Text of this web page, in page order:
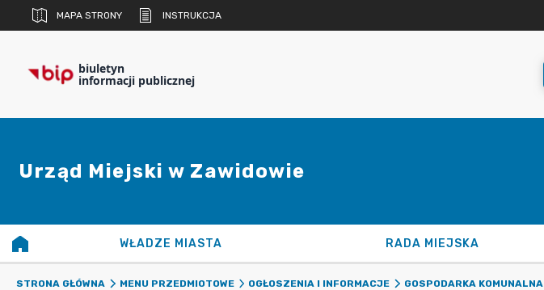
MAPA STRONY INSTRUKCJA
biuletyn
informacji publicznej
Urząd Miejski w Zawidowie
WŁADZE MIASTA RADA MIEJSKA
STRONA GŁÓWNA MENU PRZEDMIOTOWE OGŁOSZENIA I INFORMACJE GOSPODARKA KOMUNALNA